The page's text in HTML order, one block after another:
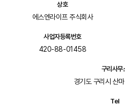
상호
에스엔라이프 주식회사
사업자등록번호
420-88-01458
구리사무
경기도 구리시 산
Tel